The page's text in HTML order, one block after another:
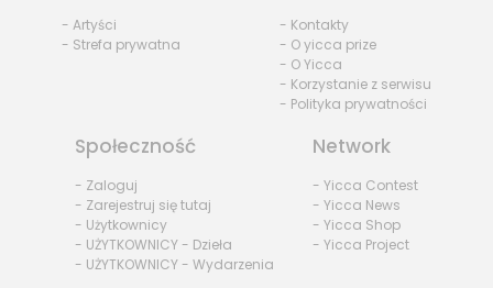
- Artyści
- Strefa prywatna
- Kontakty
- O yicca prize
- O Yicca
- Korzystanie z serwisu
- Polityka prywatności
Społeczność
- Zaloguj
- Zarejestruj się tutaj
- Użytkownicy
- UŻYTKOWNICY - Dzieła
- UŻYTKOWNICY - Wydarzenia
Network
- Yicca Contest
- Yicca News
- Yicca Shop
- Yicca Project